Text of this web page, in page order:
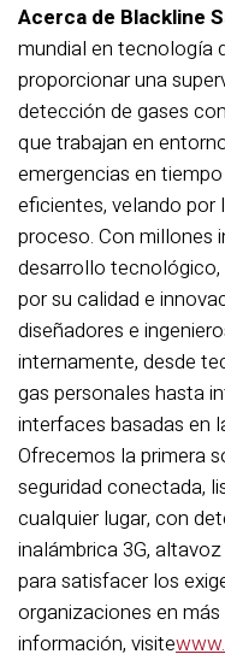
Acerca de Blackline
mundial en tecnología
proporcionar una
detección de gases
que trabajan en
emergencias en
eficientes, velando por
proceso. Con millones
desarrollo
por su calidad e
diseñadores e
internamente, desde
gas personales hasta
interfaces basadas en
Ofrecemos la primera
seguridad conectada,
cualquier lugar, con
inalámbrica 3G,
para satisfacer los
organizaciones en
información, visite